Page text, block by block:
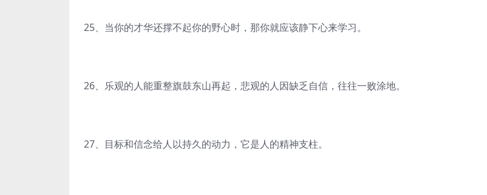
25、当你的才华还撑不起你的野心时，那你就应该静下心来学习。
26、乐观的人能重整旗鼓东山再起，悲观的人因缺乏自信，往往一败涂地。
27、目标和信念给人以持久的动力，它是人的精神支柱。